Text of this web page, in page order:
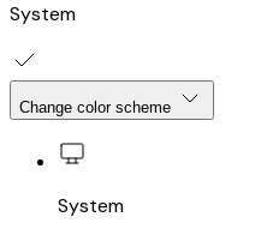
System
Change color scheme
System